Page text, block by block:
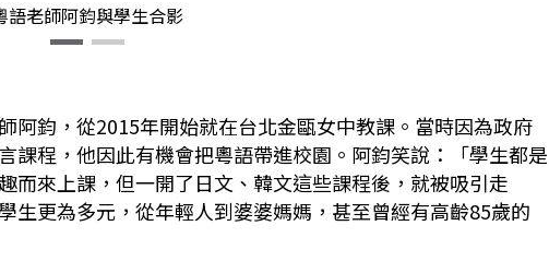
語老師阿鈞與學生合影
阿鈞，從2015年開始就在台北金甌女中教課。當時因為政府
課程，他因此有機會把粵語帶進校園。阿鈞笑說：「學生都是
而來上課，但一開了日文、韓文這些課程後，就被吸引走
生更為多元，從年輕人到婆婆媽媽，甚至曾經有高齡85歲的